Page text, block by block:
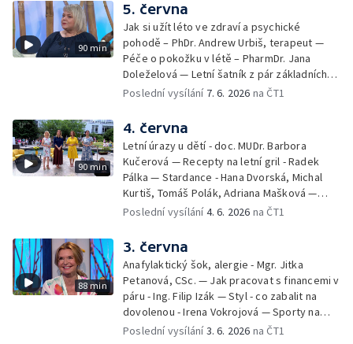
90 min
5. června
Jak si užít léto ve zdraví a psychické
pohodě – PhDr. Andrew Urbiš, terapeut —
Péče o pokožku v létě – PharmDr. Jana
Doleželová — Letní šatník z pár základních
kousků – Luděk Šmehlík, stylista —
slavnosti – Jiří Krhut, hudebník — Vaření:
letní párty s přáteli – Pavla Pavelková —
Festival v ulicích – Petra Hradilová — Muzejní
noc
Poslední vysílání 7. 6. 2026 na ČT1
90 min
4. června
Letní úrazy u dětí - doc. MUDr. Barbora
Kučerová — Recepty na letní gril - Radek
Pálka — Stardance - Hana Dvorská, Michal
Kurtiš, Tomáš Polák, Adriana Mašková —
Debbie — Dětský čin roku — Zooterapie -
Jírová — Patrik Eliáš — Sladké recepty na
léto - Míša Sedláčková
Poslední vysílání4. 6. 2026 na ČT1
88 min
3. června
Anafylaktický šok, alergie - Mgr. Jitka
Petanová, CSc. — Jak pracovat s financemi v
páru - Ing. Filip Izák — Styl - co zabalit na
dovolenou - Irena Vokrojová — Sporty na
léto - paddleboard — Alžběta Jungrová —
Poslední vysílání3. 6. 2026 na ČT1